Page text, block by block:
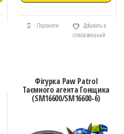
Порівняти
Добавить в
список желаний
Фігурка Paw Patrol
Таємного агента Гонщика
(SM16600/SM16600-6)